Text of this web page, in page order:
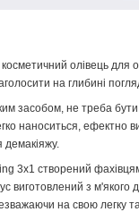
олівець для
на глибині
засобом, не треба
наноситься, ефектно
3x1 створений
виготовлений з м'якого
на свою легку